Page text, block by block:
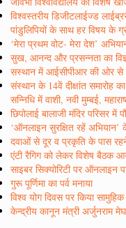
विश्वस्तरीय डिजीटलाईज्ड
पांडुलिपियों के साथ हर विषय के
‘मेरा प्रथम वोट- मेरा देश’
सुख, आनन्द और प्रसन्नता का
सस्थान में आईसीपीआर की ओर से
संस्थान के 14वें दीक्षांत समारोह
सन्निधि में वाशी, नवी मुम्बई,
छिपोलाई बालाजी मंदिर परिसर में
‘ऑनलाइन सुरक्षित रहें अभियान’
दवाओं से दूर व प्रकृति के पास
एंटी रैगिग को लेकर विशेष बैठक
साइबर सिक्योरिटी पर ऑनलाइन
गुरू पूर्णिमा का पर्व मनाया
विश्व योग दिवस पर किया सामुहिक
केन्द्रीय कानून मंत्री अर्जुनराम